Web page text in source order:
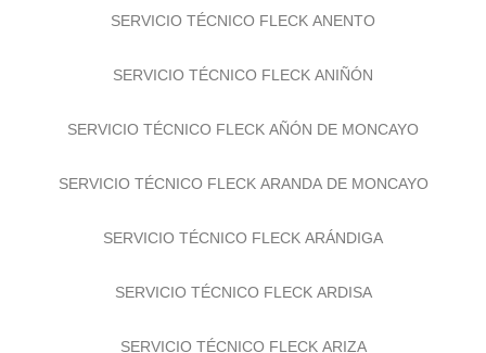
SERVICIO TÉCNICO FLECK ANENTO
SERVICIO TÉCNICO FLECK ANIÑÓN
SERVICIO TÉCNICO FLECK AÑÓN DE MONCAYO
SERVICIO TÉCNICO FLECK ARANDA DE MONCAYO
SERVICIO TÉCNICO FLECK ARÁNDIGA
SERVICIO TÉCNICO FLECK ARDISA
SERVICIO TÉCNICO FLECK ARIZA